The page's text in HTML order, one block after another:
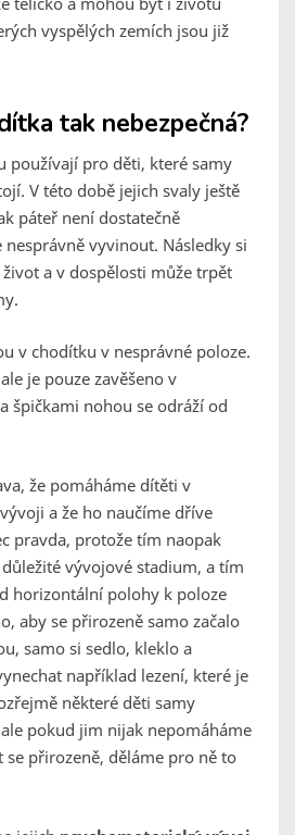
vyspělých zemích jsou již
tak nebezpečná?
používají pro děti, které samy
V této době jejich svaly ještě
páteř není dostatečně
nesprávně vyvinout. Následky si
a v dospělosti může trpět
v chodítku v nesprávné poloze.
je pouze zavěšeno v
špičkami nohou se odráží od
že pomáháme dítěti v
a že ho naučíme dříve
pravda, protože tím naopak
vývojové stadium, a tím
horizontální polohy k poloze
aby se přirozeně samo začalo
samo si sedlo, kleklo a
například lezení, které je
některé děti samy
pokud jim nijak nepomáháme
se přirozeně, děláme pro ně to